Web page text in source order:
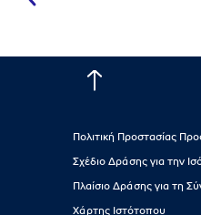
Πολιτική Προστασίας
Σχέδιο Δράσης για την
Πλαίσιο Δράσης για τη
Χάρτης Ιστότοπου